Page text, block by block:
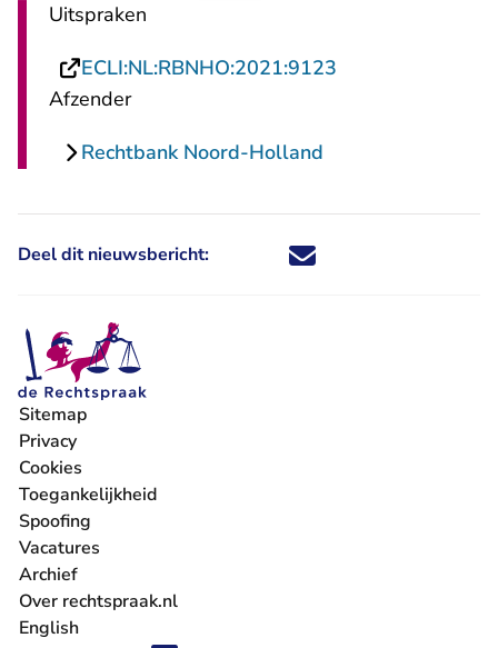
Uitspraken
ECLI:NL:RBNHO:2021:9123
Afzender
Rechtbank Noord-Holland
Deel dit nieuwsbericht: Deel dit nieuwsbericht via X -
Deel dit nieuwsbericht via
Deel dit nieuwsbericht
Deel dit
Sitemap
Privacy
Cookies
Toegankelijkheid
Spoofing
Vacatures
- U verlaat Rechtspraak.nl
Archief
Over rechtspraak.nl
English